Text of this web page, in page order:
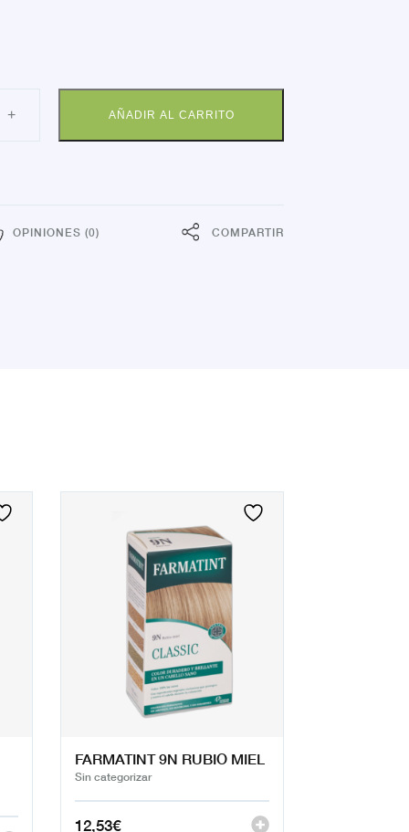
+ AÑADIR AL CARRITO
OPINIONES (0) COMPARTIR
FARMATINT 9N RUBIO MIEL
Sin categorizar
12,53€